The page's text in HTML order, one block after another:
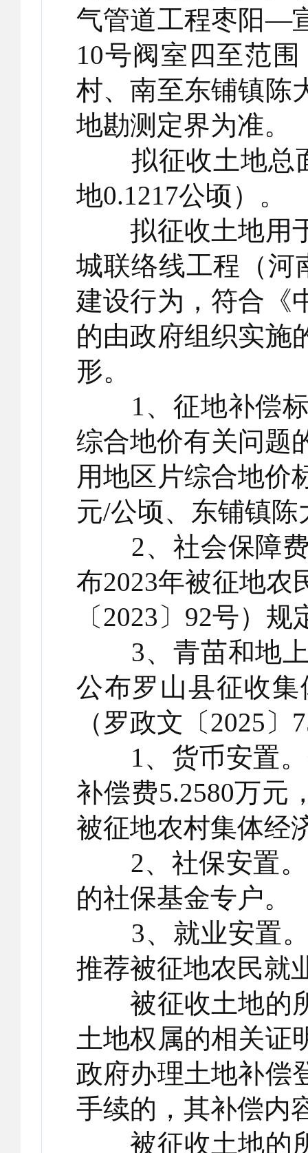
气管道工程枣阳—
10号阀室四至范
村、南至东铺镇陈
地勘测定界为准。
拟征收土地总面
地0.1217公顷）。
拟征收土地用于
城联络线工程（河
建设行为，符合《
的由政府组织实施
形。
1、征地补偿标
综合地价有关问题
用地区片综合地价
元/公顷、东铺镇
2、社会保障费
布2023年被征地农
〔2023〕92号）
3、青苗和地上
公布罗山县征收
（罗政文〔2025
1、货币安置。
补偿费5.2580万元
被征地农村集体经
2、社保安置。
的社保基金专户。
3、就业安置。
推荐被征地农民就
被征收土地的所
土地权属的相关证
政府办理土地补偿
手续的，其补偿内
被征收土地的所